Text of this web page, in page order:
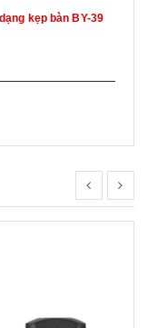
kẹp bàn BY-39